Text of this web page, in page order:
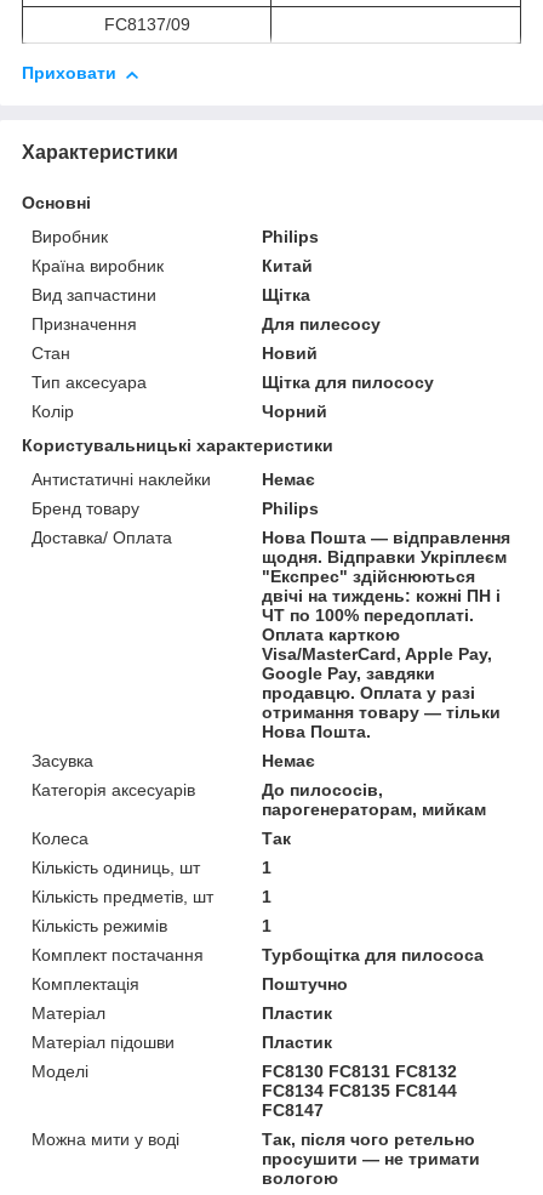
FC8137/09
Приховати
Характеристики
Основні
Виробник
Philips
Країна виробник
Китай
Вид запчастини
Щітка
Призначення
Для пилесосу
Стан
Новий
Тип аксесуара
Щітка для пилососу
Колір
Чорний
Користувальницькі характеристики
Антистатичні наклейки
Немає
Бренд товару
Philips
Доставка/ Оплата
Нова Пошта — відправлення
щодня. Відправки Укріплеєм
"Експрес" здійснюються
двічі на тиждень: кожні ПН і
ЧТ по 100% передоплаті.
Оплата карткою
Visa/MasterCard, Apple Pay,
Google Pay, завдяки
продавцю. Оплата у разі
отримання товару — тільки
Нова Пошта.
Засувка
Немає
Категорія аксесуарів
До пилососів,
парогенераторам, мийкам
Колеса
Так
Кількість одиниць, шт
1
Кількість предметів, шт
1
Кількість режимів
1
Комплект постачання
Турбощітка для пилососа
Комплектація
Поштучно
Матеріал
Пластик
Матеріал підошви
Пластик
Моделі
FC8130 FC8131 FC8132
FC8134 FC8135 FC8144
FC8147
Можна мити у воді
Так, після чого ретельно
просушити — не тримати
вологою